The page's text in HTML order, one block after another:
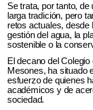
Se trata, por tanto,
larga tradición, pero
retos actuales, desde
gestión del agua, la
sostenible o la
El decano del
Mesones, ha situado
esfuerzo de quienes
académicos y de
sociedad.